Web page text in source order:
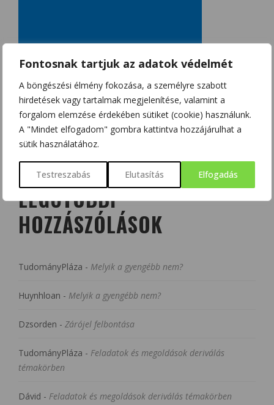
Fontosnak tartjuk az adatok védelmét
A böngészési élmény fokozása, a személyre szabott
hirdetések vagy tartalmak megjelenítése, valamint a
forgalom elemzése érdekében sütiket (cookie) használunk.
A "Mindet elfogadom" gombra kattintva hozzájárulhat a
sütik használatához.
Testreszabás Elutasítás Elfogadás
LEGUTÓBBI
HOZZÁSZÓLÁSOK
TudományPláza - Melyik a gyengébb nem?
Huynhloan - Melyik a gyengébb nem?
Dzsorden - Zárójel felbontása
TudományPláza - Feladatok és megoldások deriválás
témakörben
Dávid - Feladatok és megoldások deriválás témakörben